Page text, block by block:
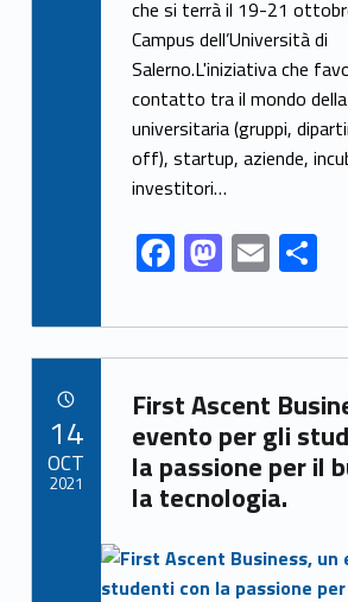
e
b
o
o
k
to
d
o
n
ai
l e
che si terrà il 19-21
Campus dell’Università di
Salerno.L'iniziativa che
contatto tra il mondo
universitaria (gruppi,
off), startup, aziende,
investitori…
F
ac
e
b
o
o
k
M
as
to
d
o
n
E
m
ai
l
S
h
e
Link identifier archive #link-archive-99953
First Ascent
evento per gli
la passione per il
la tecnologia.
Link identifier archive #link-archive-thumb-soap-25803
14
OCT
2021